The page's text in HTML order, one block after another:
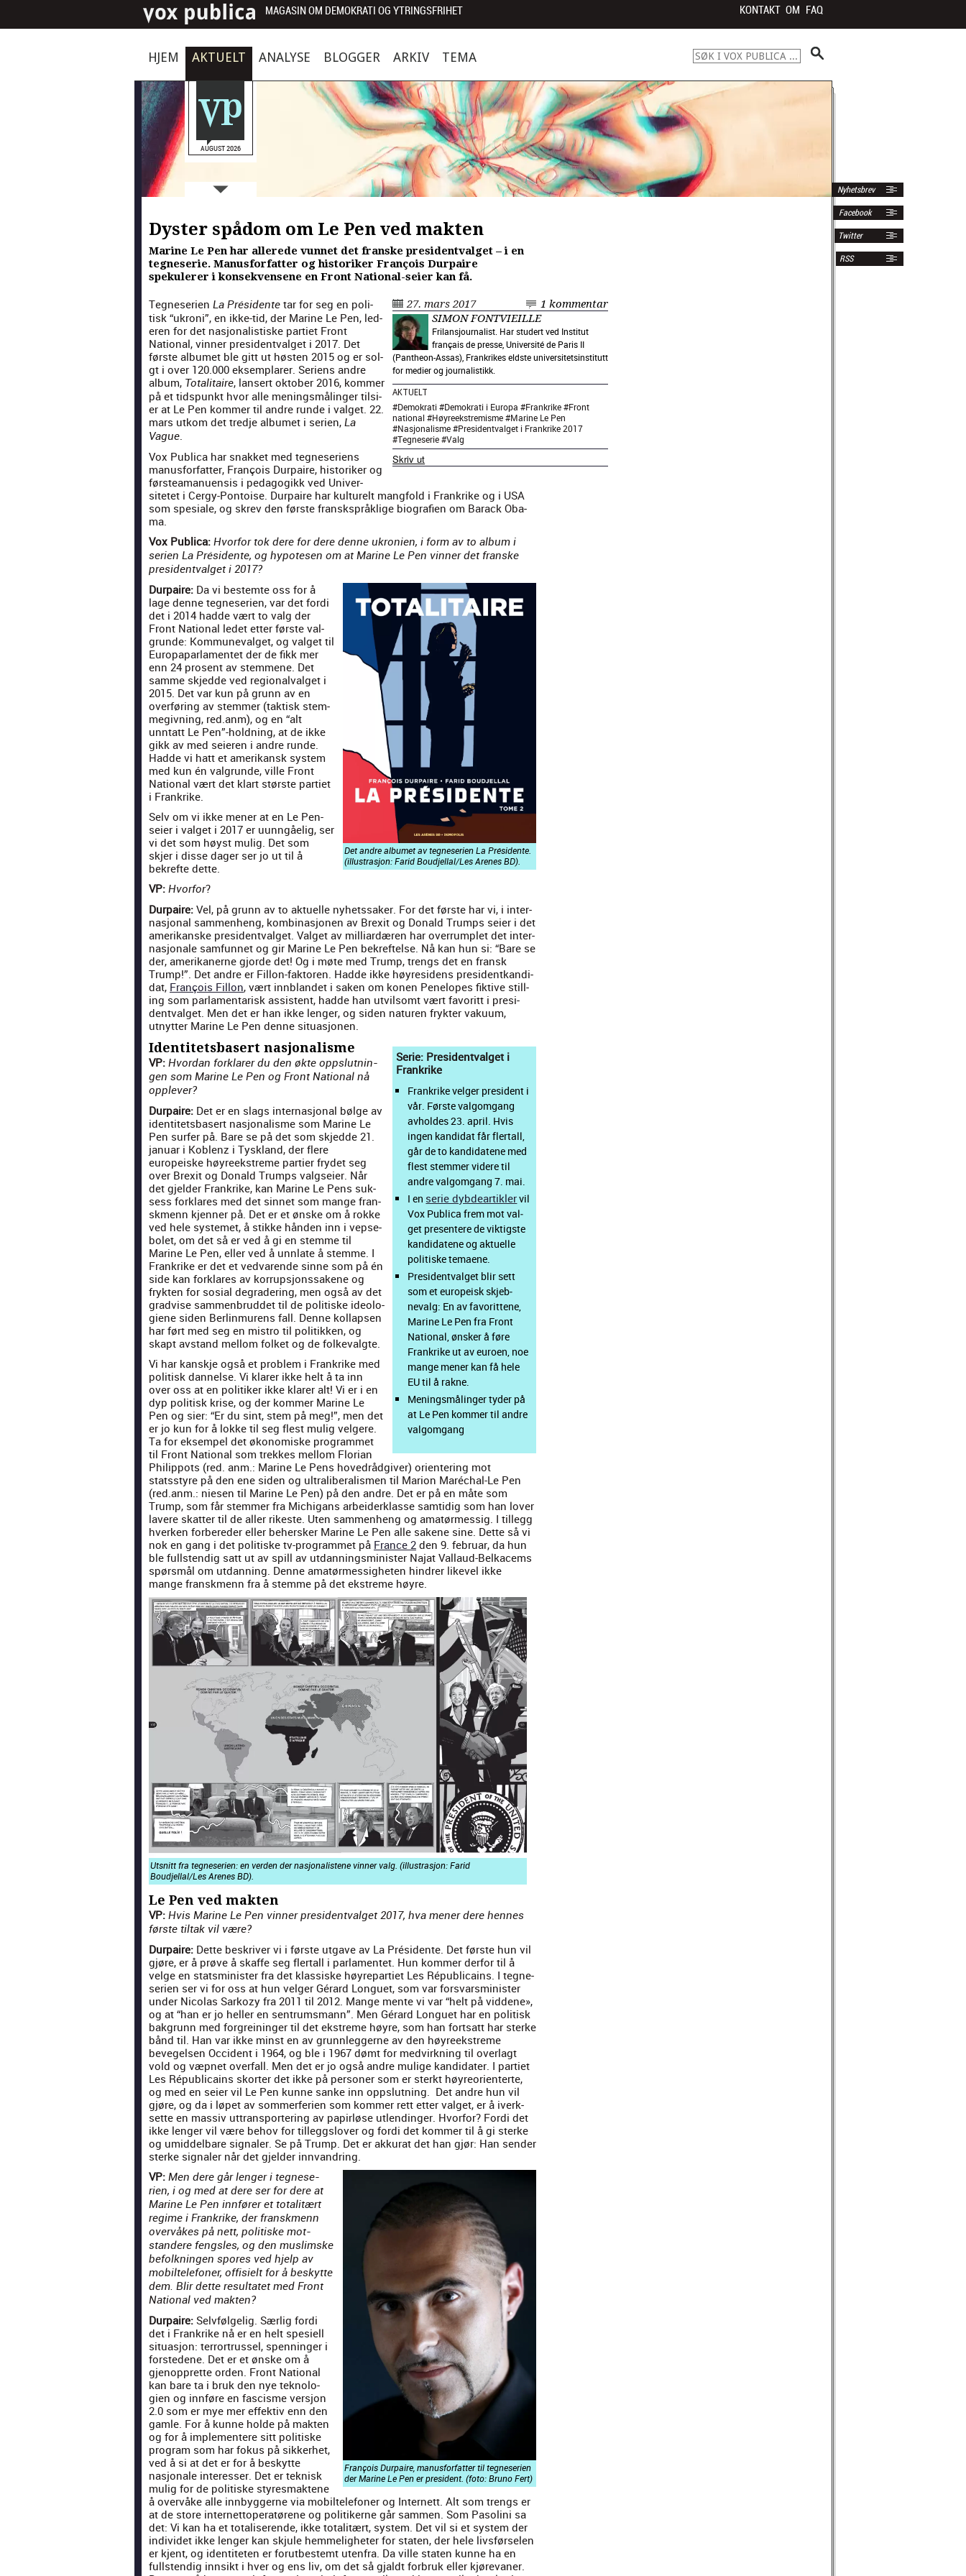
MAGASIN OM DEMOKRATI OG YTRINGSFRIHET KONTAKT OM FAQ
HJEM AKTUELT ANALYSE BLOGGER ARKIV TEMA
Nyhetsbrev
Facebook
Twitter
RSS
AUGUST 2026
Dyster spådom om Le Pen ved makten
Marine Le Pen har allerede vunnet det franske presidentvalget – i en
tegneserie. Manusforfatter og historiker François Durpaire
spekulerer i konsekvensene en Front National-seier kan få.
27. mars 2017
1 kommentar
SIMON FONTVIEILLE
Frilansjournalist. Har studert ved Institut
français de presse, Université de Paris II
(Pantheon-Assas), Frankrikes eldste universitetsinstitutt
for medier og journalistikk.
AKTUELT
#Demokrati #Demokrati i Europa #Frankrike#Front
national #Høyreekstremisme#Marine Le Pen
#Nasjonalisme#Presidentvalget i Frankrike 2017
#Tegneserie#Valg
Skriv ut
Teg­ne­se­rien La Prési­dente tar for seg en poli­
tisk “ukro­ni”, en ikke-tid, der Marine Le Pen, led­
eren for det nasjon­al­is­tiske par­ti­et Front
Nation­al, vin­ner pres­i­dent­val­get i 2017. Det
første albumet ble gitt ut høsten 2015 og er sol­
gt i over 120.000 eksem­plar­er. Seriens andre
album, Total­i­taire, lansert okto­ber 2016, kom­mer
på et tid­spunkt hvor alle meningsmålinger tilsi­
er at Le Pen kom­mer til andre runde i val­get. 22.
mars utkom det tred­je albumet i serien, La
Vague.
Vox Pub­li­ca har snakket med teg­ne­se­riens
manus­for­fat­ter, François Dur­paire, his­torik­er og
førstea­manu­en­sis i ped­a­gogikk ved Uni­ver­
sitetet i Cer­gy-Pon­toise. Dur­paire har kul­turelt mang­fold i Frankrike og i USA
som spe­siale, og skrev den første fran­skspråk­lige biografien om Barack Oba­
ma.
Vox Pub­li­ca: Hvor­for tok dere for dere denne ukro­nien, i form av to album i
serien La Prési­dente, og hypote­sen om at Marine Le Pen vin­ner det franske
pres­i­dent­val­get i 2017?
Det andre albumet av teg­ne­se­rien La Prési­dente.
(illus­trasjon: Farid Boudjellal/Les Arenes BD).
Dur­paire: Da vi bestemte oss for å
lage denne teg­ne­se­rien, var det for­di
det i 2014 hadde vært to valg der
Front Nation­al ledet etter første val­
grunde: Kom­muneval­get, og val­get til
Europa­parla­mentet der de fikk mer
enn 24 pros­ent av stemmene. Det
samme skjed­de ved region­al­val­get i
2015. Det var kun på grunn av en
over­føring av stem­mer (tak­tisk stem­
me­givn­ing, red.anm), og en “alt
unntatt Le Pen”-holdning, at de ikke
gikk av med seieren i andre runde.
Hadde vi hatt et amerikan­sk sys­tem
med kun én val­grunde, ville Front
Nation­al vært det klart største par­ti­et
i Frankrike.
Selv om vi ikke men­er at en Le Pen-
seier i val­get i 2017 er uun­ngåelig, ser
vi det som høyst mulig. Det som
skjer i disse dager ser jo ut til å
bekrefte dette.
VP: Hvor­for?
Dur­paire: Vel, på grunn av to aktuelle nyhetssak­er. For det første har vi, i inter­
nasjon­al sam­men­heng, kom­bi­nasjo­nen av Brex­it og Don­ald Trumps seier i det
amerikanske pres­i­dent­val­get. Val­get av mil­liardæren har over­rum­plet det inter­
nasjonale sam­fun­net og gir Marine Le Pen bekref­telse. Nå kan hun si: “Bare se
der, amerikan­erne gjorde det! Og i møte med Trump, trengs det en fran­sk
Trump!”. Det andre er Fil­lon-fak­toren. Hadde ikke høyres­i­dens pres­i­den­tkan­di­
dat, François Fil­lon, vært innbland­et i sak­en om konen Penelopes fik­tive still­
ing som par­la­men­tarisk assis­tent, hadde han utvil­somt vært favoritt i pres­i­
dent­val­get. Men det er han ikke lenger, og siden naturen fryk­ter vaku­um,
utnyt­ter Marine Le Pen denne situ­asjo­nen.
Serie: Pres­i­dent­val­get i
Frankrike
Frankrike vel­ger pres­i­dent i
vår. Første val­go­m­gang
avholdes 23. april. Hvis
ingen kan­di­dat får fler­tall,
går de to kan­di­datene med
flest stem­mer videre til
andre val­go­m­gang 7. mai.
I en serie dyb­deartik­lervil
Vox Pub­li­ca frem mot val­
get pre­sen­tere de vik­tig­ste
kan­di­datene og aktuelle
poli­tiske temaene.
Pres­i­dent­val­get blir sett
som et europeisk skjeb­
nevalg: En av favorit­tene,
Marine Le Pen fra Front
Nation­al, ønsker å føre
Frankrike ut av euroen, noe
mange men­er kan få hele
EU til å rakne.
Meningsmålinger tyder på
at Le Pen kom­mer til andre
val­go­m­gang
Identitetsbasert nasjonalisme
VP: Hvor­dan fork­lar­er du den økte opp­slut­nin­
gen som Marine Le Pen og Front Nation­al nå
opplever?
Dur­paire: Det er en slags inter­nasjon­al bølge av
iden­titets­basert nasjon­al­isme som Marine Le
Pen surfer på. Bare se på det som skjed­de 21.
jan­u­ar i Koblenz i Tysk­land, der flere
europeiske høyreek­streme parti­er fry­det seg
over Brex­it og Don­ald Trumps val­g­seier. Når
det gjelder Frankrike, kan Marine Le Pens suk­
sess fork­lares med det sin­net som mange fran­
skmenn kjen­ner på. Det er et ønske om å rokke
ved hele sys­temet, å stikke hån­den inn i vepse­
bo­let, om det så er ved å gi en stemme til
Marine Le Pen, eller ved å unnlate å stemme. I
Frankrike er det et ved­varende sinne som på én
side kan fork­lares av kor­rup­sjon­ssak­ene og
fryk­ten for sosial degrader­ing, men også av det
grad­vise sam­men­brud­det til de poli­tiske ide­olo­
giene siden Berlin­murens fall. Denne kol­lapsen
har ført med seg en mis­tro til poli­tikken, og
skapt avs­tand mel­lom folket og de folke­val­gte.
Vi har kan­skje også et prob­lem i Frankrike med
poli­tisk dan­nelse. Vi klar­er ikke helt å ta inn
over oss at en poli­tik­er ikke klar­er alt! Vi er i en
dyp poli­tisk krise, og der kom­mer Marine Le
Pen og sier: “Er du sint, stem på meg!”, men det
er jo kun for å lokke til seg flest mulig vel­gere.
Ta for eksem­pel det økonomiske pro­gram­met
til Front Nation­al som trekkes mel­lom Flo­ri­an
Philip­pots (red. anm.: Marine Le Pens hov­e­dråd­giv­er) ori­en­ter­ing mot
statsstyre på den ene siden og ultra­l­ib­er­al­is­men til Mar­i­on Maréchal-Le Pen
(red.anm.: niesen til Marine Le Pen) på den andre. Det er på en måte som
Trump, som får stem­mer fra Michi­gans arbei­derk­lasse sam­tidig som han lover
lavere skat­ter til de aller rikeste. Uten sam­men­heng og amatørmes­sig. I til­legg
hverken for­bered­er eller behersker Marine Le Pen alle sak­ene sine. Dette så vi
nok en gang i det poli­tiske tv-pro­gram­met på France 2 den 9. feb­ru­ar, da hun
ble full­s­tendig satt ut av spill av utdan­ningsmin­is­ter Najat Val­laud-Belka­cems
spørsmål om utdan­ning. Denne amatørmes­sigheten hin­dr­er likev­el ikke
mange fran­skmenn fra å stemme på det ekstreme høyre.
Utsnitt fra teg­ne­se­rien: en ver­den der nasjon­al­is­tene vin­ner valg. (illus­trasjon: Farid
Boudjellal/Les Arenes BD).
Le Pen ved makten
VP: Hvis Marine Le Pen vin­ner pres­i­dent­val­get 2017, hva men­er dere hennes
første tiltak vil være?
Dur­paire: Dette beskriv­er vi i første utgave av La Prési­dente. Det første hun vil
gjøre, er å prøve å skaffe seg fler­tall i par­la­mentet. Hun kom­mer der­for til å
velge en statsmin­is­ter fra det klas­siske høyrepar­ti­et Les Répub­li­cains. I teg­ne­
se­rien ser vi for oss at hun vel­ger Gérard Longuet, som var forsvarsmin­is­ter
under Nico­las Sarkozy fra 2011 til 2012. Mange mente vi var “helt på vid­dene»,
og at “han er jo heller en sen­trums­mann”. Men Gérard Longuet har en poli­tisk
bak­grunn med for­greininger til det ekstreme høyre, som han fort­satt har sterke
bånd til. Han var ikke minst en av grunn­leg­gerne av den høyreek­streme
beveg­elsen Occi­dent i 1964, og ble i 1967 dømt for med­virkn­ing til over­lagt
vold og væp­net over­fall. Men det er jo også andre mulige kan­di­dater. I par­ti­et
Les Répub­li­cains sko­rter det ikke på per­son­er som er sterkt høyre­ori­en­terte,
og med en seier vil Le Pen kunne sanke inn opp­slut­ning. Det andre hun vil
gjøre, og da i løpet av som­mer­fe­rien som kom­mer rett etter val­get, er å iverk­
sette en mas­siv uttrans­porter­ing av papir­løse utlendinger. Hvor­for? For­di det
ikke lenger vil være behov for til­leg­gslover og for­di det kom­mer til å gi sterke
og umid­del­bare sig­naler. Se på Trump. Det er akku­rat det han gjør: Han sender
sterke sig­naler når det gjelder innvan­dring.
François Dur­paire, manus­for­fat­ter til teg­ne­se­rien
der Marine Le Pen er pres­i­dent. (foto: Bruno Fert)
VP: Men dere går lenger i teg­ne­se­
rien, i og med at dere ser for dere at
Marine Le Pen inn­før­er et total­itært
regime i Frankrike, der fran­skmenn
overvåkes på nett, poli­tiske mot­
standere fengsles, og den mus­limske
befolknin­gen spores ved hjelp av
mobil­tele­fon­er, off­isielt for å beskytte
dem. Blir dette resul­tatet med Front
Nation­al ved mak­ten?
Dur­paire: Selvføl­gelig. Særlig for­di
det i Frankrike nå er en helt spe­siell
situ­asjon: ter­rortrussel, spen­ninger i
forste­dene. Det er et ønske om å
gjenop­prette orden. Front Nation­al
kan bare ta i bruk den nye teknolo­
gien og inn­føre en fas­cisme ver­sjon
2.0 som er mye mer effek­tiv enn den
gam­le. For å kunne holde på mak­ten
og for å imple­mentere sitt poli­tiske
pro­gram som har fokus på sikker­het,
ved å si at det er for å beskytte
nasjonale inter­ess­er. Det er teknisk
mulig for de poli­tiske styres­mak­tene
å overvåke alle innbyg­gerne via mobil­tele­fon­er og Inter­nett. Alt som trengs er
at de store inter­net­t­op­er­atørene og poli­tik­erne går sam­men. Som Pasoli­ni sa
det: Vi kan ha et totalis­erende, ikke total­itært, sys­tem. Det vil si et sys­tem der
indi­videt ikke lenger kan skjule hem­me­ligheter for stat­en, der hele livs­førse­len
er kjent, og iden­titeten er forutbestemt uten­fra. Da ville stat­en kunne ha en
full­s­tendig innsikt i hver og ens liv, om det så gjaldt for­bruk eller kjøre­van­er.